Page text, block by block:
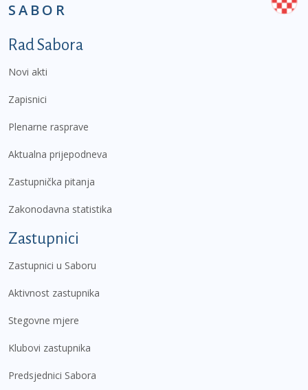
SABOR
Podnožje prvi izbornik
Rad Sabora
Novi akti
Zapisnici
Plenarne rasprave
Aktualna prijepodneva
Zastupnička pitanja
Zakonodavna statistika
Zastupnici
Zastupnici u Saboru
Aktivnost zastupnika
Stegovne mjere
Klubovi zastupnika
Predsjednici Sabora